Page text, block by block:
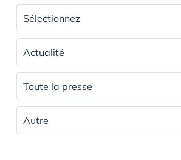
Sélectionnez
Actualité
Toute la presse
Autre